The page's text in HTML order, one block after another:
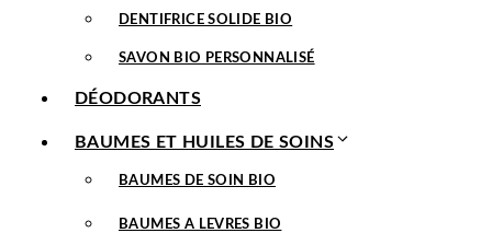
DENTIFRICE SOLIDE BIO
SAVON BIO PERSONNALISÉ
DÉODORANTS
BAUMES ET HUILES DE SOINS
BAUMES DE SOIN BIO
BAUMES A LEVRES BIO